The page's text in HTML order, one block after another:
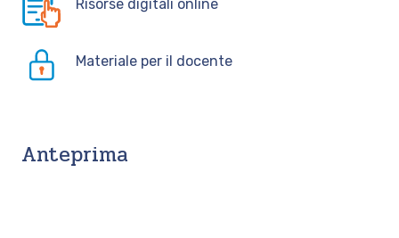
Risorse digitali online
Materiale per il docente
Anteprima